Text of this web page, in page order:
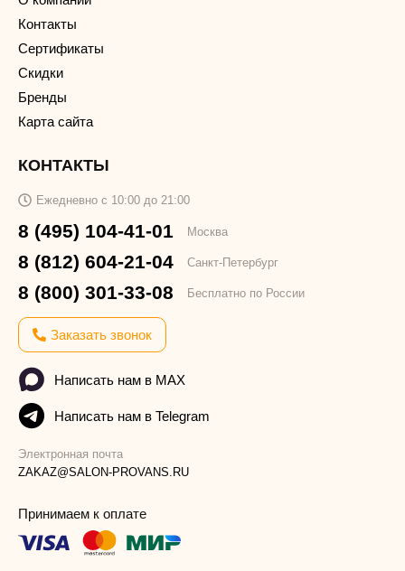
Контакты
Сертификаты
Скидки
Бренды
Карта сайта
КОНТАКТЫ
Ежедневно с 10:00 до 21:00
8 (495) 104-41-01 Москва
8 (812) 604-21-04 Санкт-Петербург
8 (800) 301-33-08 Бесплатно по России
Заказать звонок
Написать нам в MAX
Написать нам в Telegram
Электронная почта
ZAKAZ@SALON-PROVANS.RU
Принимаем к оплате